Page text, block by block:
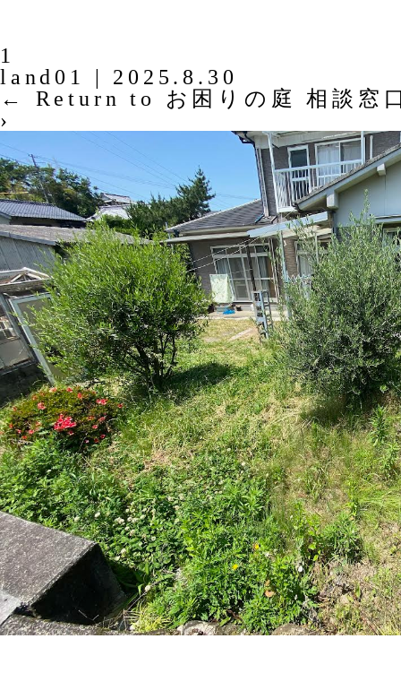
1
land01
| 2025.8.30
←
Return to お困りの庭 相談窓
›